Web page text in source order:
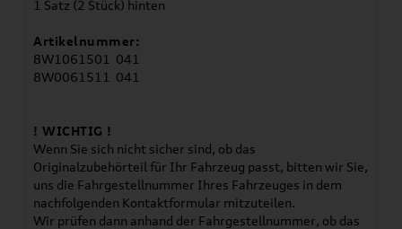
1 Satz (2 Stück) hinten
Artikelnummer:
8W1061501 041
8W0061511 041
! WICHTIG !
Wenn Sie sich nicht sicher sind, ob das
Originalzubehörteil für Ihr Fahrzeug passt, bitten wir Sie,
uns die Fahrgestellnummer Ihres Fahrzeuges in dem
nachfolgenden Kontaktformular mitzuteilen.
Wir prüfen dann anhand der Fahrgestellnummer, ob das